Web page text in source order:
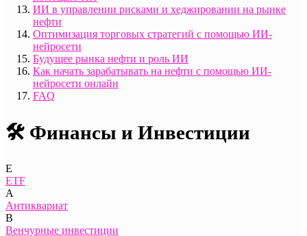
ИИ в управлении рисками и хеджировании на рынке
нефти
Оптимизация торговых стратегий с помощью ИИ-
нейросети
Будущее рынка нефти и роль ИИ
Как начать зарабатывать на нефти с помощью ИИ-
нейросети онлайн
FAQ
🛠️ Финансы и Инвестиции
E
ETF
А
Антиквариат
В
Венчурные инвестиции